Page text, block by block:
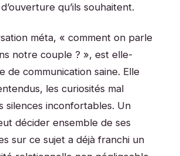
qu’ils souhaitent.
méta, « comment on parle
notre couple ? », est elle-
de communication saine. Elle
les curiosités mal
silences inconfortables. Un
décider ensemble de ses
sur ce sujet a déjà franchi un